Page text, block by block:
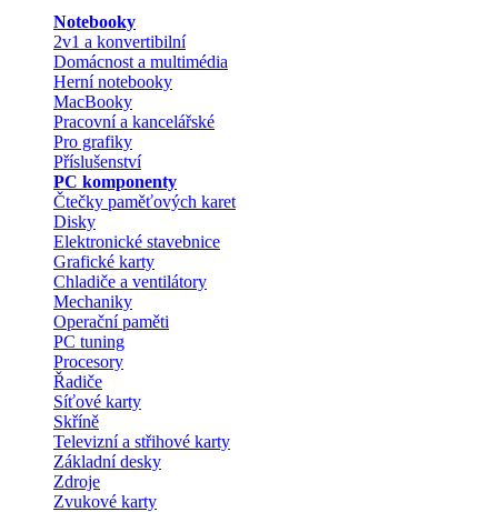
Notebooky
2v1 a konvertibilní
Domácnost a multimédia
Herní notebooky
MacBooky
Pracovní a kancelářské
Pro grafiky
Příslušenství
PC komponenty
Čtečky paměťových karet
Disky
Elektronické stavebnice
Grafické karty
Chladiče a ventilátory
Mechaniky
Operační paměti
PC tuning
Procesory
Řadiče
Síťové karty
Skříně
Televizní a střihové karty
Základní desky
Zdroje
Zvukové karty